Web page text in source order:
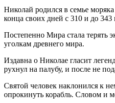
Николай родился в семье
конца своих дней с 310 и до 343
Постепенно Мира стала терять
уголкам древнего мира.
Издавна о Николае гласит
рухнул на палубу, и после не
Святой человек наклонился к
опрокинуть корабль. Словом и